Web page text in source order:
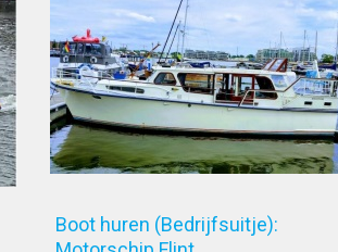
Boot huren (Bedrijfsuitje):